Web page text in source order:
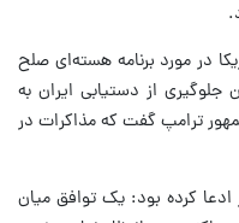
در مورد برنامه هسته‌ای صلح
جلوگیری از دستیابی ایران به
ترامپ گفت که مذاکرات در
۲۳ مه (۲ خرداد) نیز ادعا کرده بود: یک توافق میان